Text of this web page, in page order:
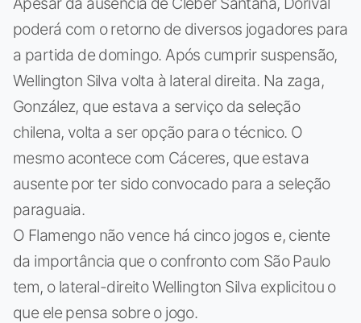
poderá com o retorno de diversos jogadores para
a partida de domingo. Após cumprir suspensão,
Wellington Silva volta à lateral direita. Na zaga,
González, que estava a serviço da seleção
chilena, volta a ser opção para o técnico. O
mesmo acontece com Cáceres, que estava
ausente por ter sido convocado para a seleção
paraguaia.
O Flamengo não vence há cinco jogos e, ciente
da importância que o confronto com São Paulo
tem, o lateral-direito Wellington Silva explicitou o
que ele pensa sobre o jogo.